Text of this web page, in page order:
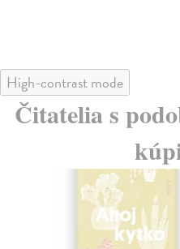
High-contrast mode
Čitatelia s